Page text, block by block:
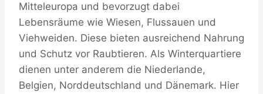
Mitteleuropa und bevorzugt dabei
Lebensräume wie Wiesen, Flussauen und
Viehweiden. Diese bieten ausreichend Nahrung
und Schutz vor Raubtieren. Als Winterquartiere
dienen unter anderem die Niederlande,
Belgien, Norddeutschland und Dänemark. Hier